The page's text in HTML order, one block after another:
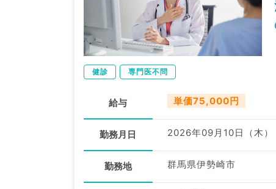
健診 専門医不問
給与 単価75,000円
勤務月日 2026年09月10日（木）
勤務地 群馬県伊勢崎市